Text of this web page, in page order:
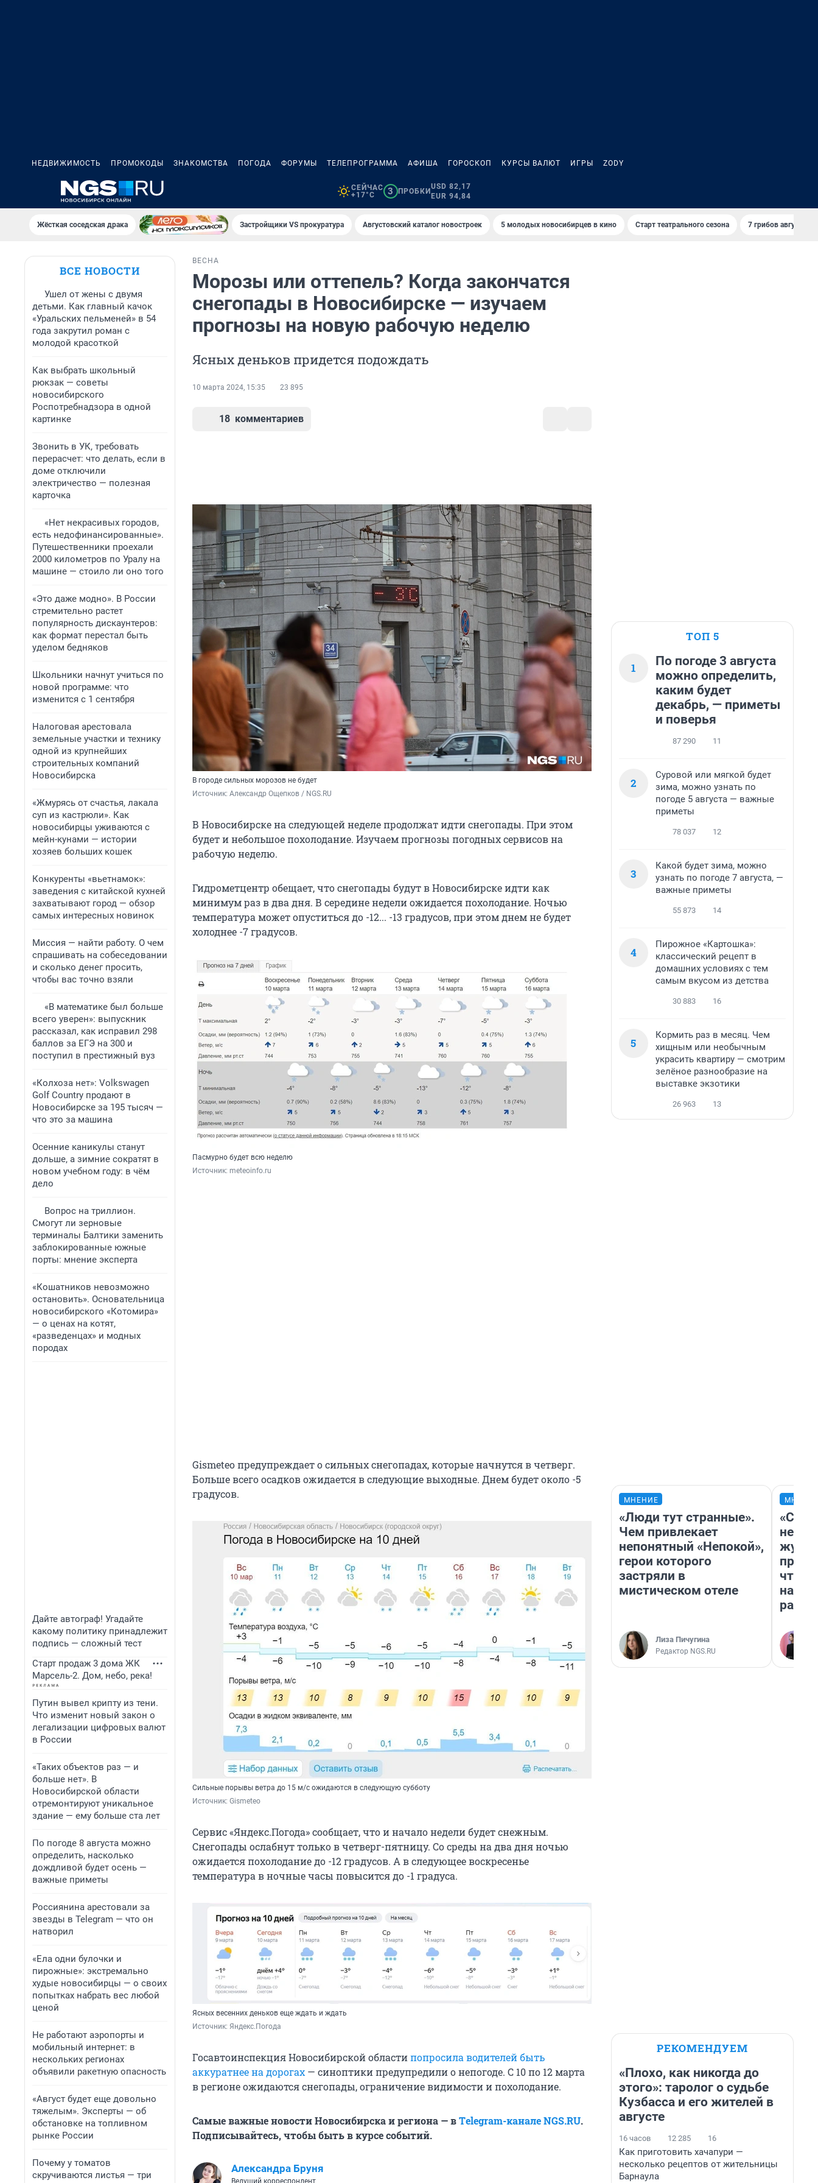
НЕДВИЖИМОСТЬ ПРОМОКОДЫ ЗНАКОМСТВА ПОГОДА ФОРУМЫ ТЕЛЕПРОГРАММА АФИША ГОРОСКОП КУРСЫ ВАЛЮТ ИГРЫ ZODY
СЕЙЧАС
+17°C
3 ПРОБКИ
USD 82,17
EUR 94,84
Жёсткая соседская драка Застройщики VS прокуратура Августовский каталог новостроек 5 молодых новосибирцев в кино Старт театрального сезона 7 грибов августа
ВСЕ НОВОСТИ
Ушел от жены с двумя
детьми. Как главный качок
«Уральских пельменей» в 54
года закрутил роман с
молодой красоткой
Как выбрать школьный
рюкзак — советы
новосибирского
Роспотребнадзора в одной
картинке
Звонить в УК, требовать
перерасчет: что делать, если в
доме отключили
электричество — полезная
карточка
«Нет некрасивых городов,
есть недофинансированные».
Путешественники проехали
2000 километров по Уралу на
машине — стоило ли оно того
«Это даже модно». В России
стремительно растет
популярность дискаунтеров:
как формат перестал быть
уделом бедняков
Школьники начнут учиться по
новой программе: что
изменится с 1 сентября
Налоговая арестовала
земельные участки и технику
одной из крупнейших
строительных компаний
Новосибирска
«Жмурясь от счастья, лакала
суп из кастрюли». Как
новосибирцы уживаются с
мейн-кунами — истории
хозяев больших кошек
Конкуренты «вьетнамок»:
заведения с китайской кухней
захватывают город — обзор
самых интересных новинок
Миссия — найти работу. О чем
спрашивать на собеседовании
и сколько денег просить,
чтобы вас точно взяли
«В математике был больше
всего уверен»: выпускник
рассказал, как исправил 298
баллов за ЕГЭ на 300 и
поступил в престижный вуз
«Колхоза нет»: Volkswagen
Golf Сountry продают в
Новосибирске за 195 тысяч —
что это за машина
Осенние каникулы станут
дольше, а зимние сократят в
новом учебном году: в чём
дело
Вопрос на триллион.
Смогут ли зерновые
терминалы Балтики заменить
заблокированные южные
порты: мнение эксперта
«Кошатников невозможно
остановить». Основательница
новосибирского «Котомира»
— о ценах на котят,
«разведенцах» и модных
породах
Дайте автограф! Угадайте
какому политику принадлежит
подпись — сложный тест
Старт продаж 3 дома ЖК
Марсель-2. Дом, небо, река!
Путин вывел крипту из тени.
Что изменит новый закон о
легализации цифровых валют
в России
«Таких объектов раз — и
больше нет». В
Новосибирской области
отремонтируют уникальное
здание — ему больше ста лет
По погоде 8 августа можно
определить, насколько
дождливой будет осень —
важные приметы
Россиянина арестовали за
звезды в Telegram — что он
натворил
«Ела одни булочки и
пирожные»: экстремально
худые новосибирцы — о своих
попытках набрать вес любой
ценой
Не работают аэропорты и
мобильный интернет: в
нескольких регионах
объявили ракетную опасность
«Август будет еще довольно
тяжелым». Эксперты — об
обстановке на топливном
рынке России
Почему у томатов
скручиваются листья — три
ВЕСНА
Морозы или оттепель? Когда закончатся
снегопады в Новосибирске — изучаем
прогнозы на новую рабочую неделю
Ясных деньков придется подождать
10 марта 2024, 15:35 23 895
18 комментариев
В городе сильных морозов не будет
Источник: Александр Ощепков / NGS.RU
В Новосибирске на следующей неделе продолжат идти снегопады. При этом
будет и небольшое похолодание. Изучаем прогнозы погодных сервисов на
рабочую неделю.
Гидрометцентр обещает, что снегопады будут в Новосибирске идти как
минимум раз в два дня. В середине недели ожидается похолодание. Ночью
температура может опуститься до -12... -13 градусов, при этом днем не будет
холоднее -7 градусов.
Пасмурно будет всю неделю
Источник: meteoinfo.ru
Gismeteo предупреждает о сильных снегопадах, которые начнутся в четверг.
Больше всего осадков ожидается в следующие выходные. Днем будет около -5
градусов.
Сильные порывы ветра до 15 м/с ожидаются в следующую субботу
Источник: Gismeteo
Сервис «Яндекс.Погода» сообщает, что и начало недели будет снежным.
Снегопады ослабнут только в четверг-пятницу. Со среды на два дня ночью
ожидается похолодание до -12 градусов. А в следующее воскресенье
температура в ночные часы повысится до -1 градуса.
Ясных весенних деньков еще ждать и ждать
Источник: Яндекс.Погода
Госавтоинспекция Новосибирской областипопросила водителей быть
аккуратнее на дорогах — синоптики предупредили о непогоде. С 10 по 12 марта
в регионе ожидаются снегопады, ограничение видимости и похолодание.
Самые важные новости Новосибирска и региона — вТelegram-канале NGS.RU.
Подписывайтесь, чтобы быть в курсе событий.
Александра Бруня
Ведущий корреспондент
ТОП 5
1
По погоде 3 августа
можно определить,
каким будет
декабрь, — приметы
и поверья
87 290 11
2
Суровой или мягкой будет
зима, можно узнать по
погоде 5 августа — важные
приметы
78 037 12
3
Какой будет зима, можно
узнать по погоде 7 августа, —
важные приметы
55 873 14
4
Пирожное «Картошка»:
классический рецепт в
домашних условиях с тем
самым вкусом из детства
30 883 16
5
Кормить раз в месяц. Чем
хищным или необычным
украсить квартиру — смотрим
зелёное разнообразие на
выставке экзотики
26 963 13
МНЕНИЕ
«Люди тут странные».
Чем привлекает
непонятный «Непокой»,
герои которого
застряли в
мистическом отеле
Лиза Пичугина
Редактор NGS.RU
на
ради
РЕКОМЕНДУЕМ
«Плохо, как никогда до
этого»: таролог о судьбе
Кузбасса и его жителей в
августе
16 часов 12 285 16
Как приготовить хачапури —
несколько рецептов от жительницы
Барнаула